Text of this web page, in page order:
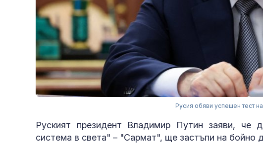
Русия обяви успешен тест
Руският президент Владимир Путин заяви, че
система в света" – "Сармат", ще застъпи на бойно